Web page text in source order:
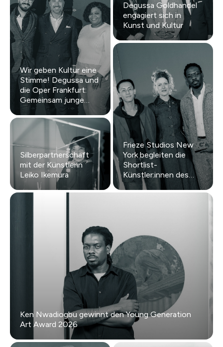
Wir geben Kultur eine
Stimme! Degussa und
die Oper Frankfurt:
Gemeinsam junge
Operntalente fördern
Degussa Goldhandel
engagiert sich in
Kunst und Kultur
Frieze Studios New
York begleiten die
Shortlist-
Künstler:innen des
Young Generation Art
Award in ihren Ateliers
Silberpartnerschaft
mit der Künstlerin
Leiko Ikemura
Ken Nwadiogbu gewinnt den Young Generation
Art Award 2026